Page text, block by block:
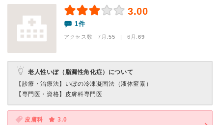
3.00
1件
アクセス数 7月:55 | 6月:69
老人性いぼ（脂漏性角化症）について
【診療・治療法】 いぼの冷凍凝固法（液体窒素）
【専門医・資格】 皮膚科専門医
皮膚科
3.0